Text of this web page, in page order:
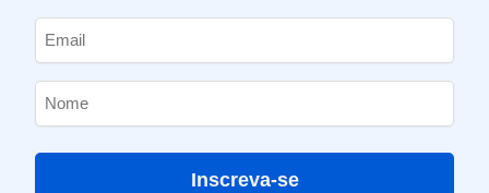
Inscreva-se